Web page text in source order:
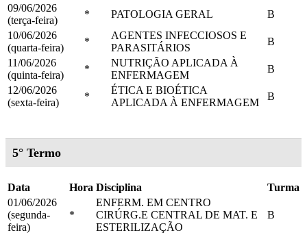
09/06/2026
(terça-feira)
* PATOLOGIA GERAL
B
10/06/2026
(quarta-feira)
*
AGENTES INFECCIOSOS E
PARASITÁRIOS
B
11/06/2026
(quinta-feira)
*
NUTRIÇÃO APLICADA À
ENFERMAGEM
B
12/06/2026
(sexta-feira)
*
ÉTICA E BIOÉTICA
APLICADA À ENFERMAGEM
B
5° Termo
Data Hora Disciplina
Turma
01/06/2026
(segunda-
feira)
*
ENFERM. EM CENTRO
CIRÚRG.E CENTRAL DE MAT. E
ESTERILIZAÇÃO
B